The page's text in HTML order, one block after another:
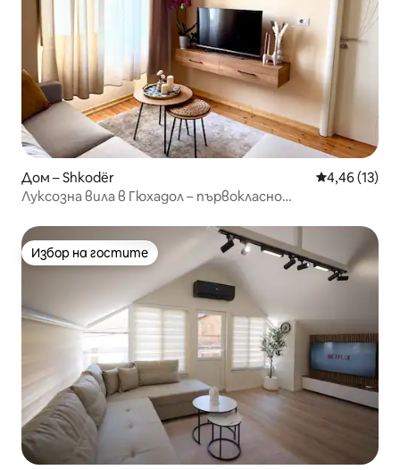
Дом – Shkodër Средна
4,46 (13)
Луксозна вила в Гюхадол – първокласно
Избор на гостите
Избор на гостите